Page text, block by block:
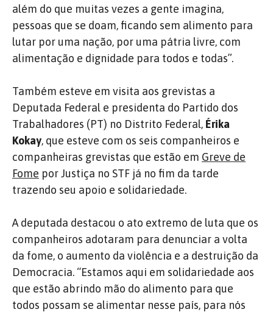
além do que muitas vezes a gente imagina,
pessoas que se doam, ficando sem alimento para
lutar por uma nação, por uma pátria livre, com
alimentação e dignidade para todos e todas”.
Também esteve em visita aos grevistas a
Deputada Federal e presidenta do Partido dos
Trabalhadores (PT) no Distrito Federal, Érika
Kokay, que esteve com os seis companheiros e
companheiras grevistas que estão em Greve de
Fome por Justiça no STF já no fim da tarde
trazendo seu apoio e solidariedade.
A deputada destacou o ato extremo de luta que os
companheiros adotaram para denunciar a volta
da fome, o aumento da violência e a destruição da
Democracia. “Estamos aqui em solidariedade aos
que estão abrindo mão do alimento para que
todos possam se alimentar nesse país, para nós